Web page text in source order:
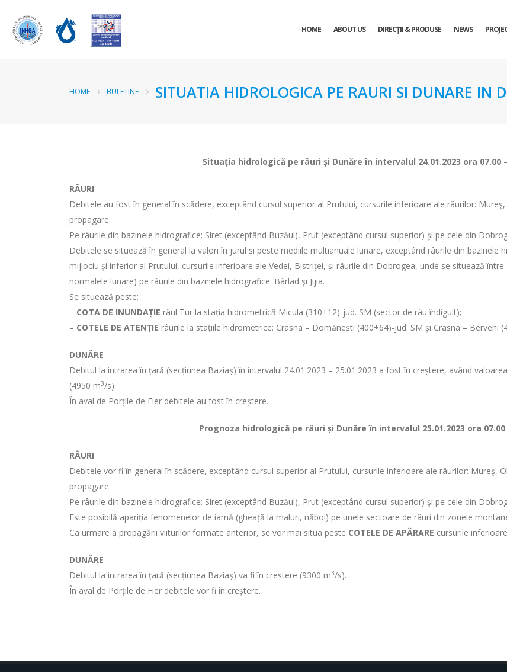
HOME ABOUT US DIRECŢII & PRODUSE NEWS
HOME BULETINE SITUATIA HIDROLOGICA PE RAURI SI DUNARE IN
Situația hidrologică pe râuri și Dunăre în intervalul 24.01.2023 ora 07.00
RÂURI
Debitele au fost în general în scădere, exceptând cursul superior al Prutului, cursurile inferioare ale râurilor:
propagare.
Pe râurile din bazinele hidrografice: Siret (exceptând Buzăul), Prut (exceptând cursul superior) şi pe cele din
Debitele se situează în general la valori în jurul și peste mediile multianuale lunare, exceptând râurile din bazinele
mijlociu și inferior al Prutului, cursurile inferioare ale Vedei, Bistriței, și râurile din Dobrogea, unde se situează
normalele lunare) pe râurile din bazinele hidrografice: Bârlad şi Jijia.
Se situează peste:
– COTA DE INUNDAȚIE râul Tur la stația hidrometrică Micula (310+12)-jud. SM (sector de râu îndiguit);
– COTELE DE ATENȚIE râurile la stațiile hidrometrice: Crasna – Domănești (400+64)-jud. SM şi Crasna – Berveni
DUNĂRE
Debitul la intrarea în țară (secțiunea Baziaș) în intervalul 24.01.2023 – 25.01.2023 a fost în creștere, având
(4950 m3/s).
În aval de Porțile de Fier debitele au fost în creștere.
Prognoza hidrologică pe râuri și Dunăre în intervalul 25.01.2023 ora
RÂURI
Debitele vor fi în general în scădere, exceptând cursul superior al Prutului, cursurile inferioare ale râurilor: Mureş,
propagare.
Pe râurile din bazinele hidrografice: Siret (exceptând Buzăul), Prut (exceptând cursul superior) şi pe cele din
Este posibilă apariția fenomenelor de iarnă (gheață la maluri, năboi) pe unele sectoare de râuri din zonele
Ca urmare a propagării viiturilor formate anterior, se vor mai situa peste COTELE DE APĂRARE cursurile
DUNĂRE
Debitul la intrarea în țară (secțiunea Baziaș) va fi în creștere (9300 m3/s).
În aval de Porțile de Fier debitele vor fi în creștere.